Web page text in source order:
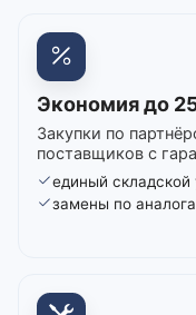
Экономия до
Закупки по
поставщиков с
единый складской
замены по